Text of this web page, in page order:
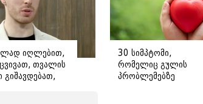
იღლებით,
თვალის
გიშავდებათ,
30 სიმპტომი,
რომელიც გულის
პრობლემებზე